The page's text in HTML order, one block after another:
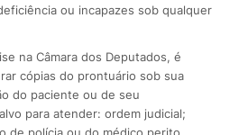
ou incapazes sob qualquer
na Câmara dos Deputados, é
cópias do prontuário sob sua
do paciente ou de seu
para atender: ordem judicial;